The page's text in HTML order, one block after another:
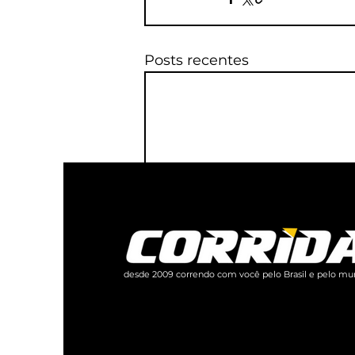
Posts recentes
desde 2009 correndo com você pelo Brasil e pelo